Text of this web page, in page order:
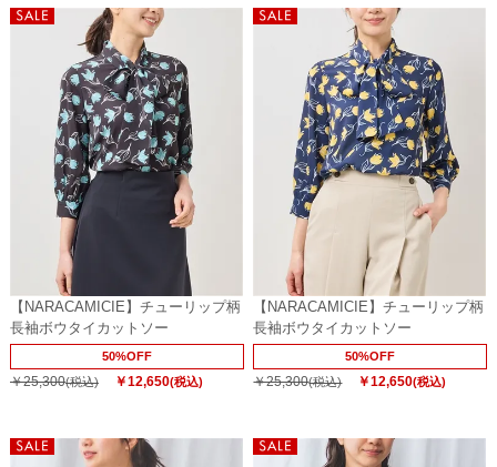
【NARACAMICIE】チューリップ柄
長袖ボウタイカットソー
50%OFF
￥25,300(税込) ￥12,650(税込)
【NARACAMICIE】チューリップ柄
長袖ボウタイカットソー
50%OFF
￥25,300(税込) ￥12,650(税込)